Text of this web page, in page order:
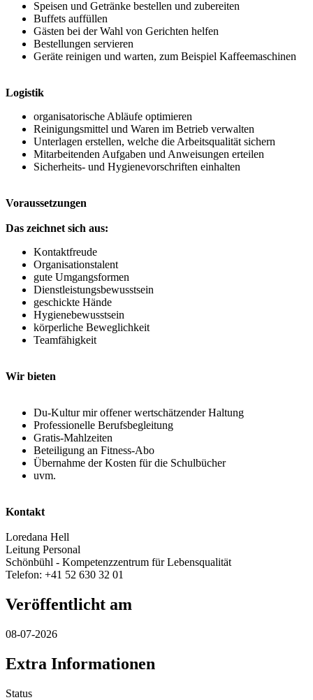
Speisen und Getränke bestellen und zubereiten
Buffets auffüllen
Gästen bei der Wahl von Gerichten helfen
Bestellungen servieren
Geräte reinigen und warten, zum Beispiel Kaffeemaschinen
Logistik
organisatorische Abläufe optimieren
Reinigungsmittel und Waren im Betrieb verwalten
Unterlagen erstellen, welche die Arbeitsqualität sichern
Mitarbeitenden Aufgaben und Anweisungen erteilen
Sicherheits- und Hygienevorschriften einhalten
Voraussetzungen
Das zeichnet sich aus:
Kontaktfreude
Organisationstalent
gute Umgangsformen
Dienstleistungsbewusstsein
geschickte Hände
Hygienebewusstsein
körperliche Beweglichkeit
Teamfähigkeit
Wir bieten
Du-Kultur mir offener wertschätzender Haltung
Professionelle Berufsbegleitung
Gratis-Mahlzeiten
Beteiligung an Fitness-Abo
Übernahme der Kosten für die Schulbücher
uvm.
Kontakt
Loredana Hell
Leitung Personal
Schönbühl - Kompetenzzentrum für Lebensqualität
Telefon: +41 52 630 32 01
Veröffentlicht am
08-07-2026
Extra Informationen
Status